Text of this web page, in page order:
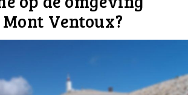
Ventoux?